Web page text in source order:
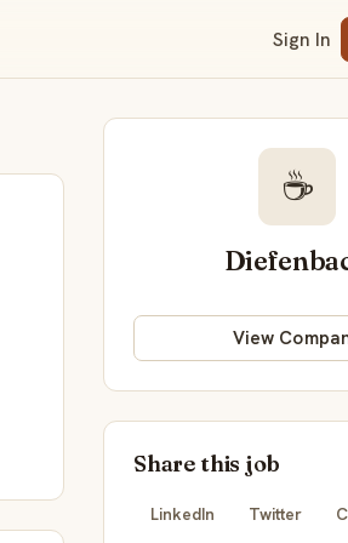
Sign In
☕
View
Share this job
LinkedIn Twitter